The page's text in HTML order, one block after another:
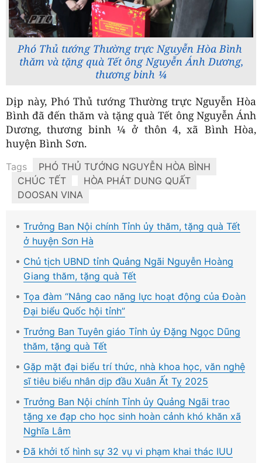
Phó Thủ tướng Thường trực Nguyễn Hòa Bình
thăm và tặng quà Tết ông Nguyễn Ánh Dương,
thương binh ¼
Dịp này, Phó Thủ tướng Thường trực Nguyễn Hòa
Bình đã đến thăm và tặng quà Tết ông Nguyễn Ánh
Dương, thương binh ¼ ở thôn 4, xã Bình Hòa,
huyện Bình Sơn.
Tags
PHÓ THỦ TƯỚNG NGUYỄN HÒA BÌNH
CHÚC TẾT
HÒA PHÁT DUNG QUẤT
DOOSAN VINA
Trưởng Ban Nội chính Tỉnh ủy thăm, tặng quà Tết
ở huyện Sơn Hà
Chủ tịch UBND tỉnh Quảng Ngãi Nguyễn Hoàng
Giang thăm, tặng quà Tết
Tọa đàm “Nâng cao năng lực hoạt động của Đoàn
Đại biểu Quốc hội tỉnh”
Trưởng Ban Tuyên giáo Tỉnh ủy Đặng Ngọc Dũng
thăm, tặng quà Tết
Gặp mặt đại biểu trí thức, nhà khoa học, văn nghệ
sĩ tiêu biểu nhân dịp đầu Xuân Ất Tỵ 2025
Trưởng Ban Nội chính Tỉnh ủy Quảng Ngãi trao
tặng xe đạp cho học sinh hoàn cảnh khó khăn xã
Nghĩa Lâm
Đã khởi tố hình sự 32 vụ vi phạm khai thác IUU